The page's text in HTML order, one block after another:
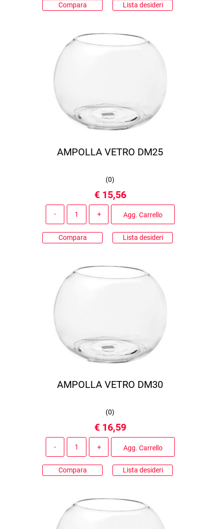
Compara Lista desideri
AMPOLLA VETRO DM25
(0)
€ 15,56
Agg. Carrello
Compara Lista desideri
AMPOLLA VETRO DM30
(0)
€ 16,59
Agg. Carrello
Compara Lista desideri